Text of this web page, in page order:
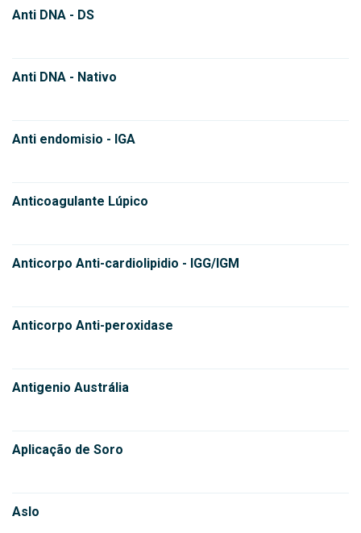
Anti DNA - DS
Anti DNA - Nativo
Anti endomisio - IGA
Anticoagulante Lúpico
Anticorpo Anti-cardiolipidio - IGG/IGM
Anticorpo Anti-peroxidase
Antigenio Austrália
Aplicação de Soro
Aslo